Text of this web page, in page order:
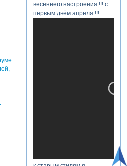
весеннего настроения !!! с
первым днём апреля !!!